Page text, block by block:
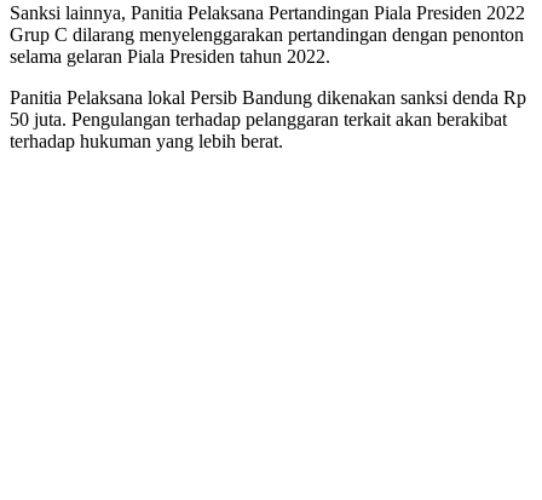
Sanksi lainnya, Panitia Pelaksana Pertandingan Piala Presiden 2022
Grup C dilarang menyelenggarakan pertandingan dengan penonton
selama gelaran Piala Presiden tahun 2022.
Panitia Pelaksana lokal Persib Bandung dikenakan sanksi denda Rp
50 juta. Pengulangan terhadap pelanggaran terkait akan berakibat
terhadap hukuman yang lebih berat.